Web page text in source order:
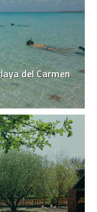
del Carmen